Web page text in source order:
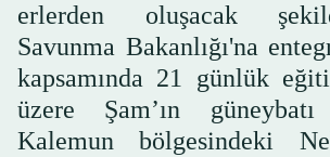
erlerden oluşacak
Savunma Bakanlığı'na
kapsamında 21 günlük
üzere Şam’ın güneybatı
Kalemun bölgesindeki